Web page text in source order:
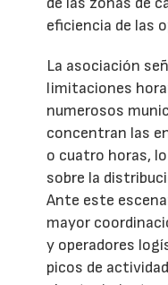
eficiencia de las
La asociación
limitaciones
numerosos
concentran las
o cuatro horas,
sobre la
Ante este
mayor
y operadores
picos de